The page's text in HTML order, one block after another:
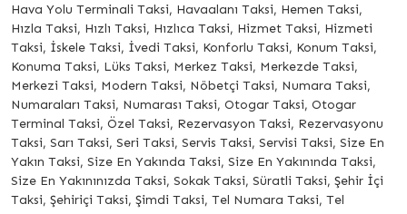
Hava Yolu Terminali Taksi, Havaalanı Taksi, Hemen Taksi,
Hızla Taksi, Hızlı Taksi, Hızlıca Taksi, Hizmet Taksi, Hizmeti
Taksi, İskele Taksi, İvedi Taksi, Konforlu Taksi, Konum Taksi,
Konuma Taksi, Lüks Taksi, Merkez Taksi, Merkezde Taksi,
Merkezi Taksi, Modern Taksi, Nöbetçi Taksi, Numara Taksi,
Numaraları Taksi, Numarası Taksi, Otogar Taksi, Otogar
Terminal Taksi, Özel Taksi, Rezervasyon Taksi, Rezervasyonu
Taksi, Sarı Taksi, Seri Taksi, Servis Taksi, Servisi Taksi, Size En
Yakın Taksi, Size En Yakında Taksi, Size En Yakınında Taksi,
Size En Yakınınızda Taksi, Sokak Taksi, Süratli Taksi, Şehir İçi
Taksi, Şehiriçi Taksi, Şimdi Taksi, Tel Numara Taksi, Tel